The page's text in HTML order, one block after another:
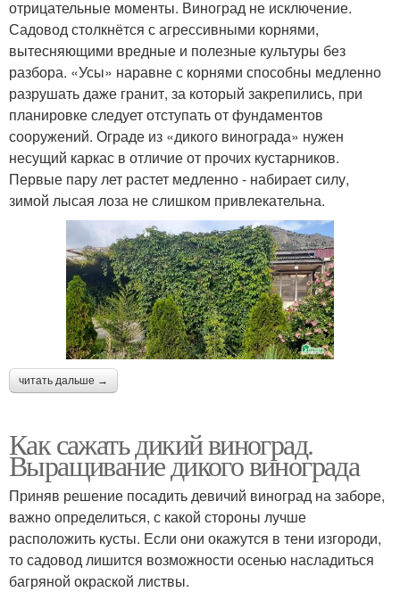
отрицательные моменты. Виноград не исключение.
Садовод столкнётся с агрессивными корнями,
вытесняющими вредные и полезные культуры без
разбора. «Усы» наравне с корнями способны медленно
разрушать даже гранит, за который закрепились, при
планировке следует отступать от фундаментов
сооружений. Ограде из «дикого винограда» нужен
несущий каркас в отличие от прочих кустарников.
Первые пару лет растет медленно - набирает силу,
зимой лысая лоза не слишком привлекательна.
читать дальше →
Как сажать дикий виноград.
Выращивание дикого винограда
Приняв решение посадить девичий виноград на заборе,
важно определиться, с какой стороны лучше
расположить кусты. Если они окажутся в тени изгороди,
то садовод лишится возможности осенью насладиться
багряной окраской листвы.